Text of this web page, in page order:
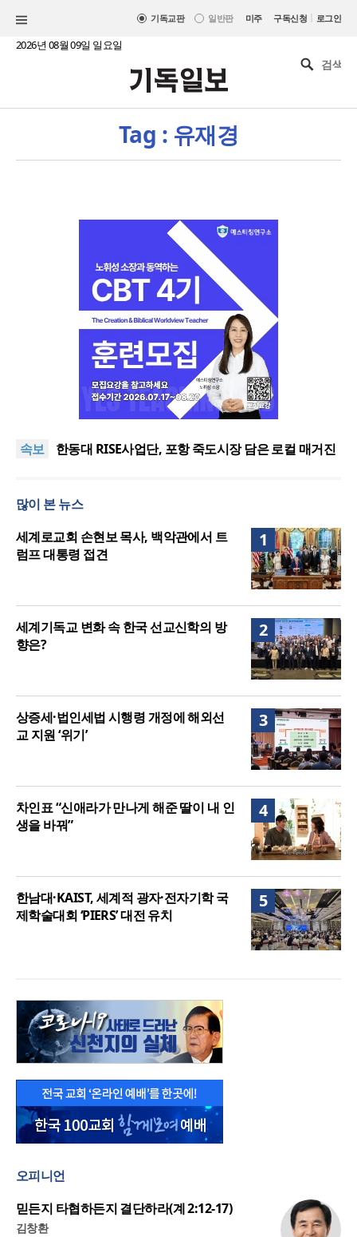
기독교판 일반판 미주 구독신청 | 로그인
2026년 08월 09일 일요일
Tag : 유재경
속보
느헤미야 연합기도회, ‘왕의 기도’로 나라·한국교회·다
여”
한동대 RISE사업단, 포항 죽도시장 담은 로컬 매거진
느헤미야 연합기도회, ‘왕의 기도’로 나라·한국교회·다
세기총 “자유를 지키며 하나 된 희망의 미래를 향하
여”
많이 본 뉴스
1
세계로교회 손현보 목사, 백악관에서 트
럼프 대통령 접견
2
세계기독교 변화 속 한국 선교신학의 방
향은?
3
상증세·법인세법 시행령 개정에 해외선
교 지원 ‘위기’
4
차인표 “신애라가 만나게 해준 딸이 내 인
생을 바꿔”
5
한남대·KAIST, 세계적 광자·전자기학 국
제학술대회 ‘PIERS’ 대전 유치
오피니언
믿든지 타협하든지 결단하라(계 2:12-17)
김창환